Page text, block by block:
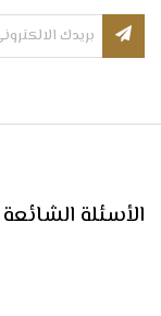
الأسئلة الشائعة